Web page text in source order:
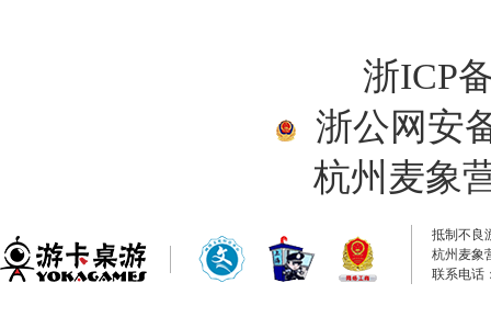
浙ICP
浙公网安
杭州麦象
抵制不良
杭州麦象
联系电话